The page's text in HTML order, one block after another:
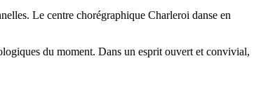
Le centre chorégraphique Charleroi danse en
du moment. Dans un esprit ouvert et convivial,